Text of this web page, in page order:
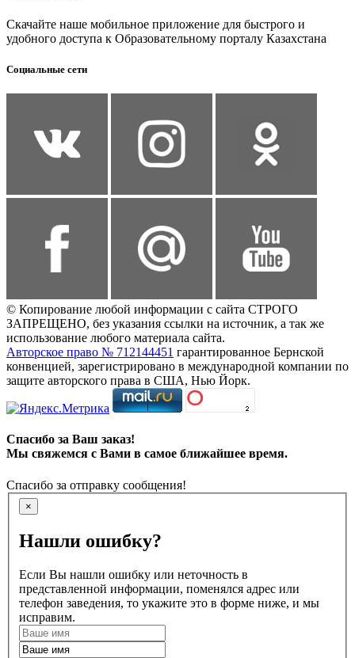
Скачайте наше мобильное приложение для быстрого и
удобного доступа к Образовательному порталу Казахстана
Социальные сети
© Копирование любой информации с сайта СТРОГО
ЗАПРЕЩЕНО, без указания ссылки на источник, а так же
использование любого материала сайта.
Авторское право № 712144451 гарантированное Бернской
конвенцией, зарегистрировано в международной компании по
защите авторского права в США, Нью Йорк.
Спасибо за Ваш заказ!
Мы свяжемся с Вами в самое ближайшее время.
Спасибо за отправку сообщения!
×
Нашли ошибку?
Если Вы нашли ошибку или неточность в
представленной информации, поменялся адрес или
телефон заведения, то укажите это в форме ниже, и мы
исправим.